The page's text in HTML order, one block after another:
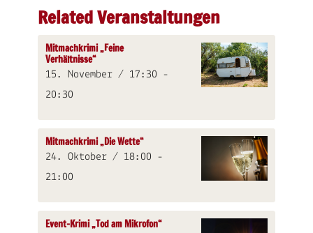
Related Veranstaltungen
Mitmachkrimi „Feine
Verhältnisse“
15. November / 17:30 -
20:30
Mitmachkrimi „Die Wette“
24. Oktober / 18:00 -
21:00
Event-Krimi „Tod am Mikrofon“